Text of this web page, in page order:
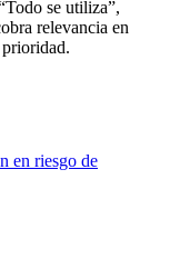
se utiliza”,
relevancia en
en riesgo de